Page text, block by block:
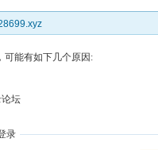
可能有如下几个原因:
坛
录